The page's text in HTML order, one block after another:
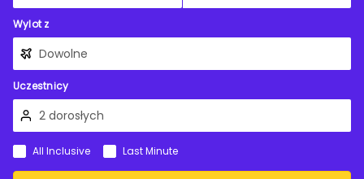
Wylot z
Uczestnicy
All Inclusive Last Minute